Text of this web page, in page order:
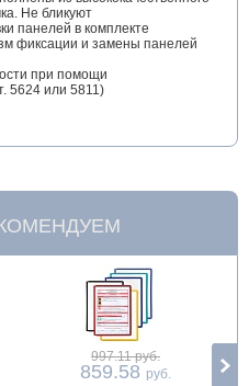
Не бликуют
панелей в комплекте
фиксации и замены панелей
при помощи
5624 или 5811)
997.11 руб.
859.58 руб.